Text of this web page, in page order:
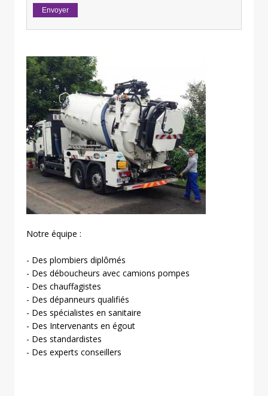
Notre équipe :
- Des plombiers diplômés
- Des déboucheurs avec camions pompes
- Des chauffagistes
- Des dépanneurs qualifiés
- Des spécialistes en sanitaire
- Des Intervenants en égout
- Des standardistes
- Des experts conseillers